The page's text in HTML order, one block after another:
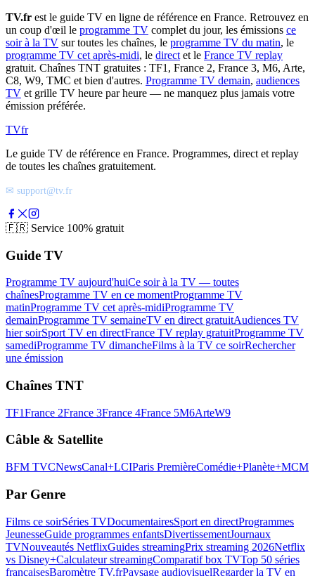
TV.fr est le guide TV en ligne de référence en France. Retrouvez en
un coup d'œil le programme TV complet du jour, les émissions ce
soir à la TV sur toutes les chaînes, le programme TV du matin, le
programme TV cet après-midi, le direct et le France TV replay
gratuit. Chaînes TNT gratuites : TF1, France 2, France 3, M6, Arte,
C8, W9, TMC et bien d'autres. Programme TV demain, audiences
TV et grille TV heure par heure — ne manquez plus jamais votre
émission préférée.
TVfr
Le guide TV de référence en France. Programmes, direct et replay
de toutes les chaînes gratuitement.
✉ support@tv.fr
🇫🇷 Service 100% gratuit
Guide TV
Programme TV aujourd'huiCe soir à la TV — toutes
chaînesProgramme TV en ce momentProgramme TV
matinProgramme TV cet après-midiProgramme TV
demainProgramme TV semaineTV en direct gratuitAudiences TV
hier soirSport TV en directFrance TV replay gratuitProgramme TV
samediProgramme TV dimancheFilms à la TV ce soirRechercher
une émission
Chaînes TNT
TF1France 2France 3France 4France 5M6ArteW9
Câble & Satellite
BFM TVCNewsCanal+LCIParis PremièreComédie+Planète+MCM
Par Genre
Films ce soirSéries TVDocumentairesSport en directProgrammes
JeunesseGuide programmes enfantsDivertissementJournaux
TVNouveautés NetflixGuides streamingPrix streaming 2026Netflix
vs Disney+Calculateur streamingComparatif box TVTop 50 séries
françaisesBaromètre TV.frPaysage audiovisuelRegarder la TV en